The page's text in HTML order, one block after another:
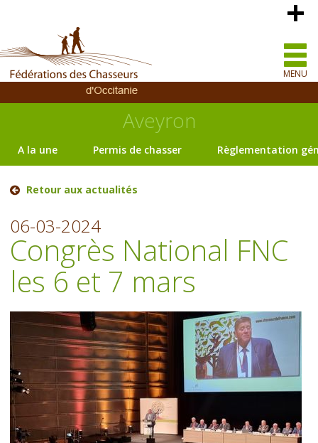
MENU
Aveyron
A la une Permis de chasser Règlementation
Retour aux actualités
06-03-2024
Congrès National FNC
les 6 et 7 mars